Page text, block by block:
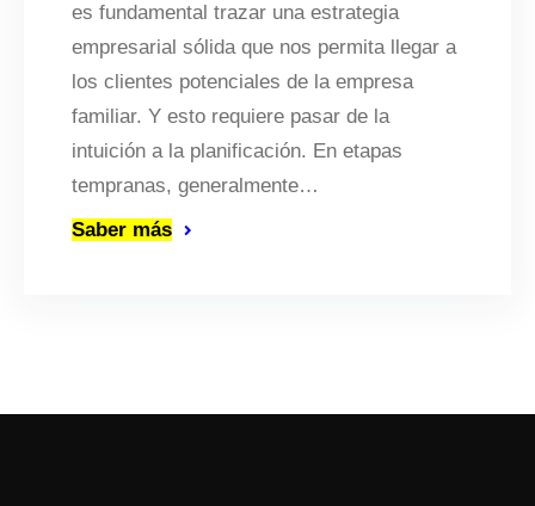
es fundamental trazar una estrategia
empresarial sólida que nos permita llegar a
los clientes potenciales de la empresa
familiar. Y esto requiere pasar de la
intuición a la planificación. En etapas
tempranas, generalmente…
Saber más